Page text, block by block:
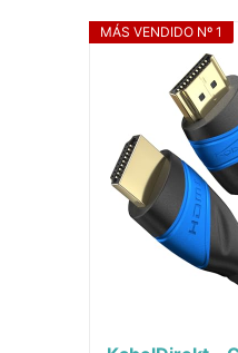
MÁS VENDIDO Nº 1